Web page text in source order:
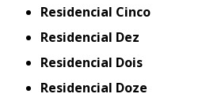
Residencial Cinco
Residencial Dez
Residencial Dois
Residencial Doze